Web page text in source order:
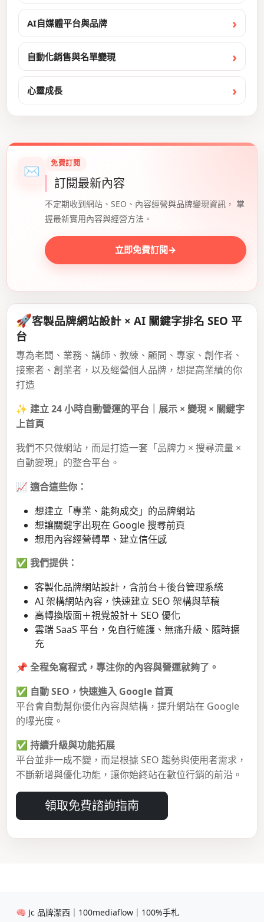
AI自媒體平台與品牌
自動化銷售與名單變現
心靈成長
✉ 免費訂閱
訂閱最新內容
不定期收到網站、SEO、內容經營與品牌變現資訊， 掌
握最新實用內容與經營方法。
立即免費訂閱→
🚀客製品牌網站設計 × AI 關鍵字排名 SEO 平
台
專為老闆、業務、講師、教練、顧問、專家、創作者、
接案者、創業者，以及經營個人品牌，想提高業績的你
打造
✨ 建立 24 小時自動營運的平台｜展示 × 變現 × 關鍵字
上首頁
我們不只做網站，而是打造一套「品牌力 × 搜尋流量 ×
自動變現」的整合平台。
📈 適合這些你：
想建立「專業、能夠成交」的品牌網站
想讓關鍵字出現在 Google 搜尋前頁
想用內容經營轉單、建立信任感
✅ 我們提供：
客製化品牌網站設計，含前台＋後台管理系統
AI 架構網站內容，快速建立 SEO 架構與草稿
高轉換版面＋視覺設計＋ SEO 優化
雲端 SaaS 平台，免自行維護、無痛升級、隨時擴
充
📌 全程免寫程式，專注你的內容與營運就夠了。
✅ 自動 SEO，快速進入 Google 首頁
平台會自動幫你優化內容與結構，提升網站在 Google
的曝光度。
✅ 持續升級與功能拓展
平台並非一成不變，而是根據 SEO 趨勢與使用者需求，
不斷新增與優化功能，讓你始終站在數位行銷的前沿。
領取免費諮詢指南
🧠 Jc 品牌潔西｜100mediaflow｜100%手札